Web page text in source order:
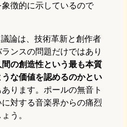
徴的に示しているので
論は、技術革新と創作者
ンスの問題だけではあり
間の創造性という最も本質
な価値を認めるのかとい
あります。ポールの無音ト
対する音楽界からの痛烈
う。